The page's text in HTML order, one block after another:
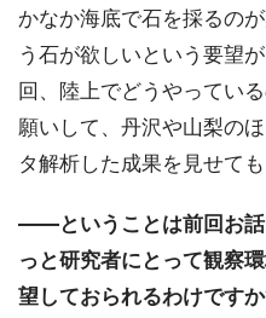
かなか海底で石を採るの
う石が欲しいという要望
回、陸上でどうやってい
願いして、丹沢や山梨の
タ解析した成果を見せても
――ということは前回お話
っと研究者にとって観察
望しておられるわけです